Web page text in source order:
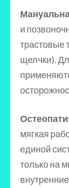
и
трастовые
щелчки).
мягкая
единой
только на